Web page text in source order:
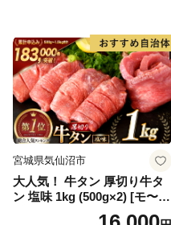
宮城県気仙沼市
大人気！ 牛タン 厚切り牛タ
ン 塩味 1kg (500g×2) [モ〜ラ
ンド 宮城県 気仙沼市 205646